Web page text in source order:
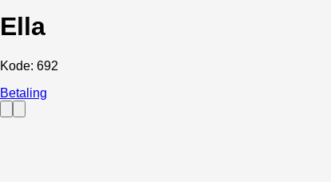
Ella
Kode: 692
Betaling